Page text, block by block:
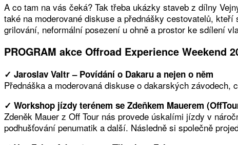
A co tam na vás čeká? Tak třeba ukázky staveb z dílny
také na moderované diskuse a přednášky cestovatelů,
grilování, neformální posezení u ohně a prostor ke sdílení
PROGRAM akce Offroad Experience Weekend
✓ Jaroslav Valtr – Povídání o Dakaru a nejen o něm
Přednáška a moderovaná diskuse o dakarských
✓ Workshop jízdy terénem se Zdeňkem Mauerem
Zdeněk Mauer z Off Tour nás provede úskalími jízdy v
podhušťování penumatik a další. Následně si společně